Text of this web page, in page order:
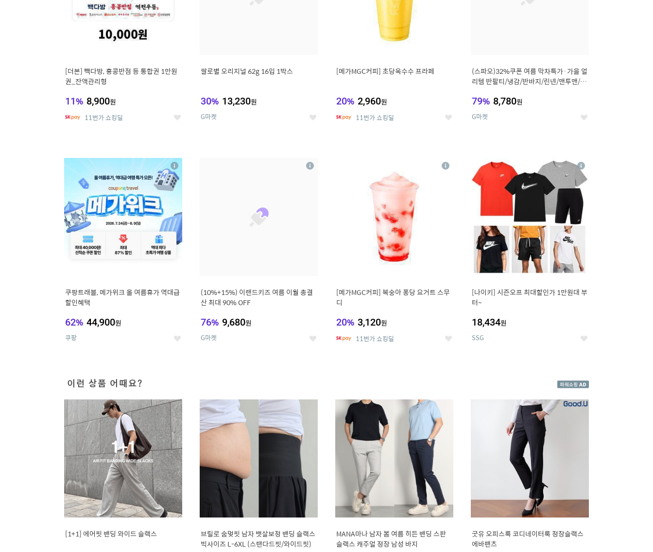
[더본] 빽다방, 홍콩반점 등 통합권 1만원
권_잔액관리형
11% 8,900원
11번가 쇼킹딜 좋
쌀로별 오리지널 62g 16입 1박스
30% 13,230원
G마켓 좋
[메가MGC커피] 초당옥수수 프라페
20% 2,960원
11번가 쇼킹딜 좋
(스파오)32%쿠폰 여름 막차특가·가을 얼
리템 반팔티/냉감/반바지/린넨/맨투맨/슬
79% 8,780원
G마켓 좋
5
쿠팡트래블, 메가위크 올 여름휴가 역대급
할인혜택
62% 44,900원
쿠팡 좋
상
세
(10%+15%) 이랜드키즈 여름 이월 총결
산 최대 90% OFF
76% 9,680원
G마켓 좋
상
[메가MGC커피] 복숭아 퐁당 요거트 스무
디
20% 3,120원
11번가 쇼킹딜 좋
상
[나이키] 시즌오프 최대할인가 1만원대 부
터~
18,434원
SSG 좋
상
세
이런 상품 어때요?
[1+1] 에어핏 밴딩 와이드 슬랙스
브릴로 숨멎핏 남자 뱃살보정 밴딩 슬랙스
빅사이즈 L-6XL (스탠다드핏/와이드핏)
MANA마나 남자 봄 여름 히든 밴딩 스판
슬랙스 캐주얼 정장 남성 바지
굿유 오피스룩 코디네이터룩 정장슬랙스
에바팬츠